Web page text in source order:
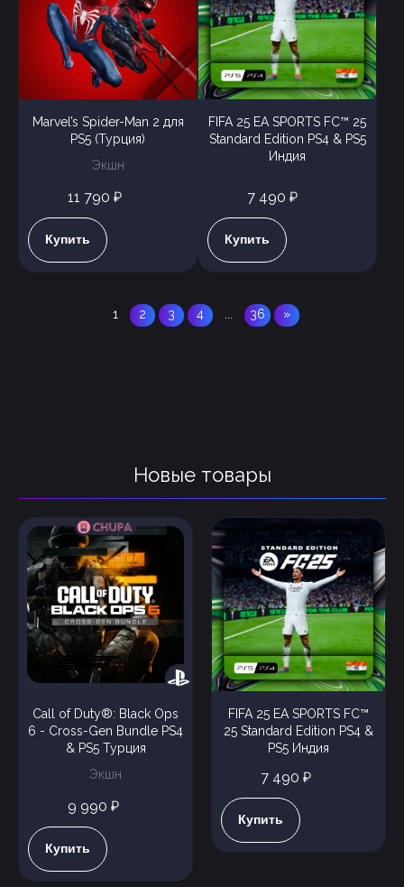
Marvel’s Spider-Man 2 для
PS5 (Турция)
Экшн
11 790 ₽
Купить
FIFA 25 EA SPORTS FC™ 25
Standard Edition PS4 & PS5
Индия
7 490 ₽
Купить
1 2 3 4 36 »
Новые товары
Call of Duty®: Black Ops
6 - Cross-Gen Bundle PS4
& PS5 Турция
Экшн
9 990 ₽
Купить
FIFA 25 EA SPORTS FC™
25 Standard Edition PS4 &
PS5 Индия
7 490 ₽
Купить